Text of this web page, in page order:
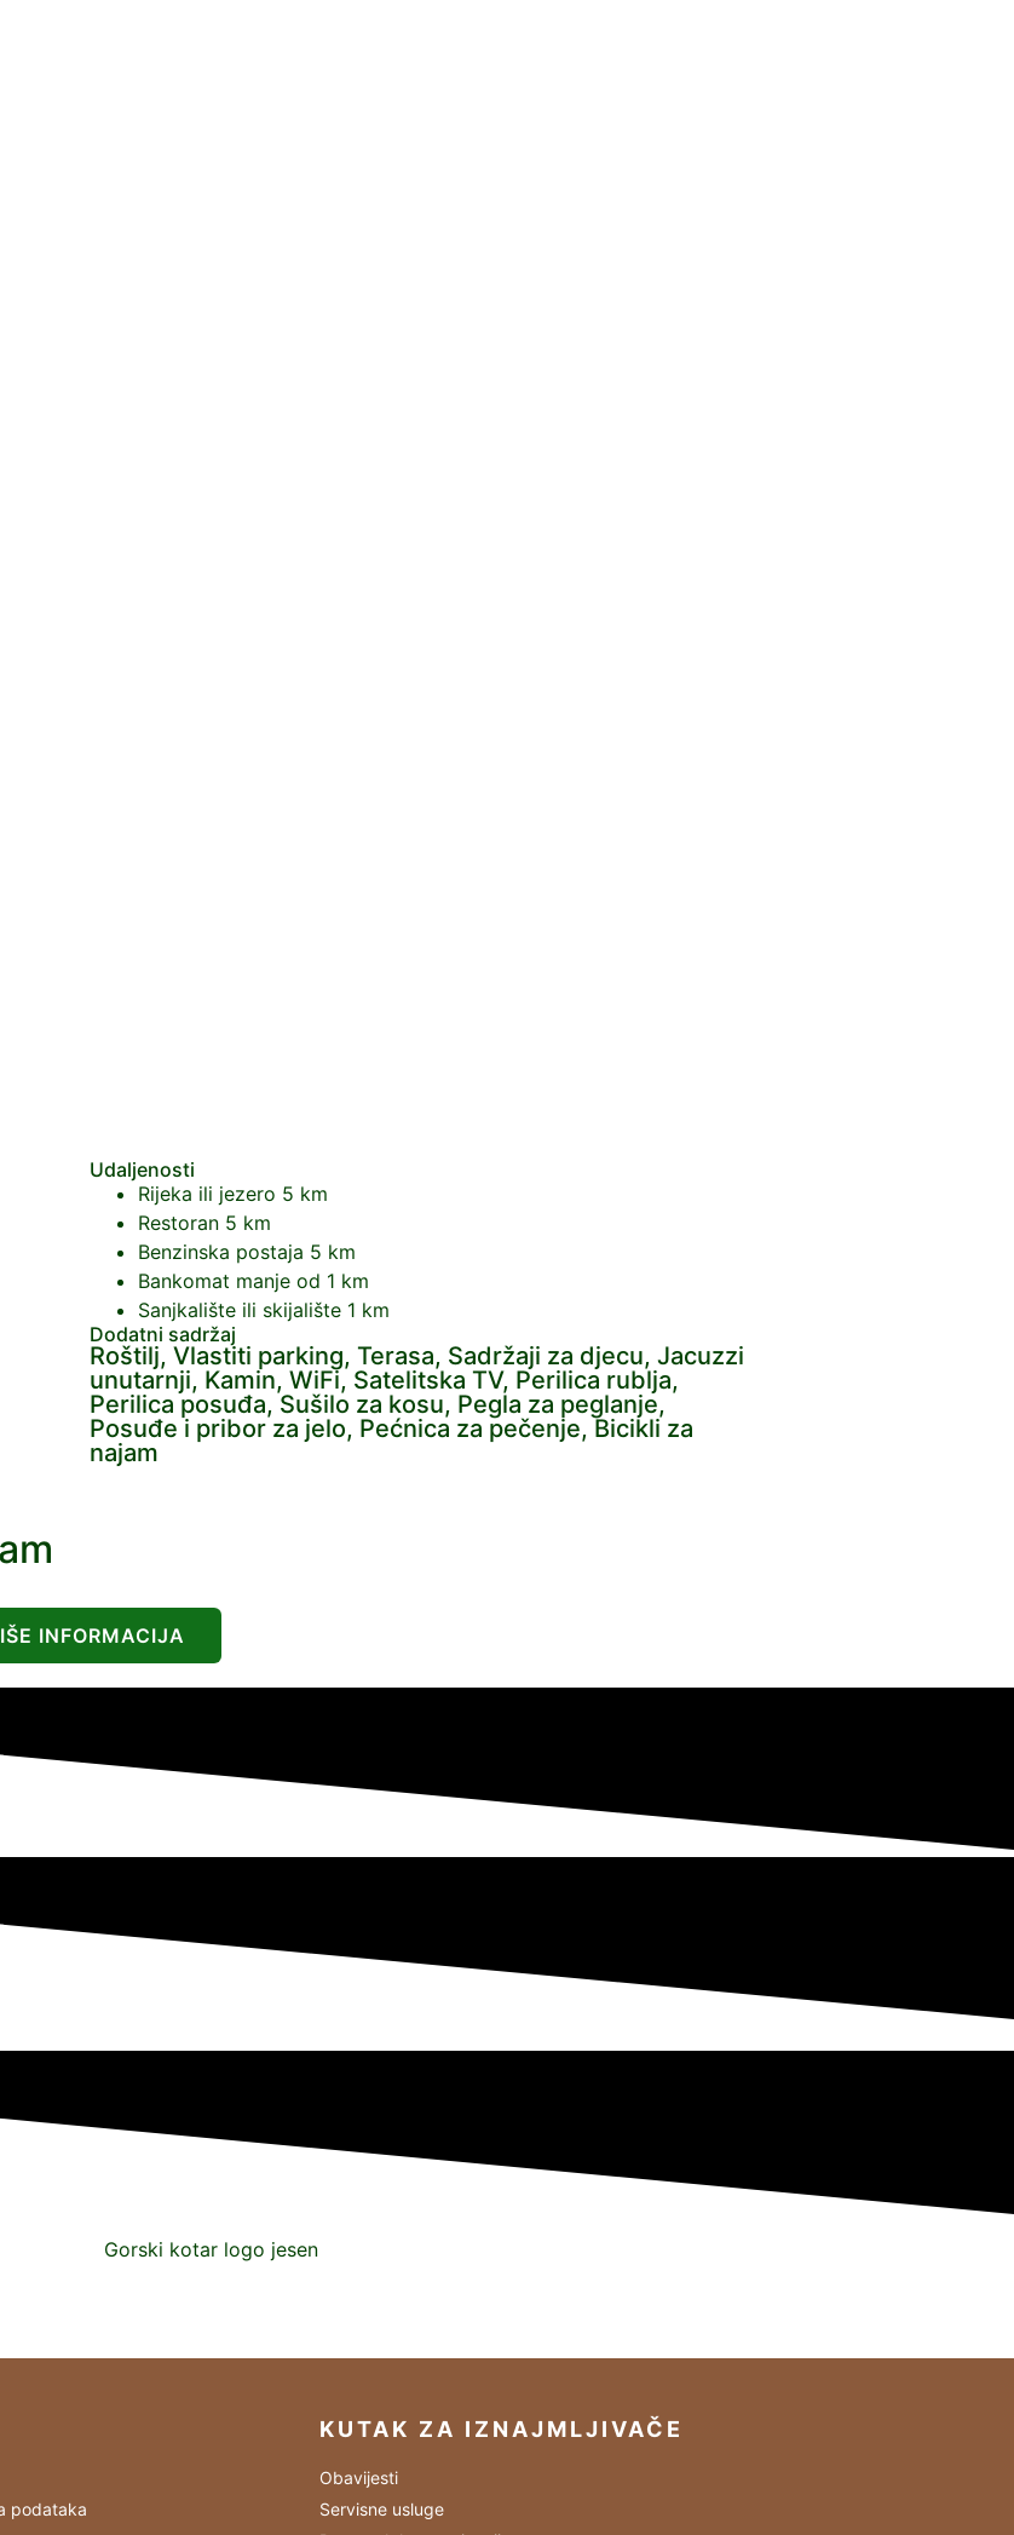
Udaljenosti
Rijeka ili jezero 5 km
Restoran 5 km
Benzinska postaja 5 km
Bankomat manje od 1 km
Sanjkalište ili skijalište 1 km
Dodatni sadržaj
Roštilj, Vlastiti parking, Terasa, Sadržaji za djecu, Jacuzzi
unutarnji, Kamin, WiFi, Satelitska TV, Perilica rublja,
Perilica posuđa, Sušilo za kosu, Pegla za peglanje,
Posuđe i pribor za jelo, Pećnica za pečenje, Bicikli za
najam
INFORMACIJA
podataka
KUTAK ZA IZNAJMLJIVAČE
Obavijesti
Servisne usluge